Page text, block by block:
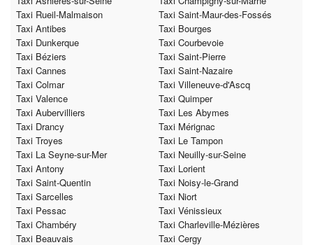
Taxi Rueil-Malmaison
Taxi Saint-Maur-des-Fossés
Taxi Antibes
Taxi Bourges
Taxi Dunkerque
Taxi Courbevoie
Taxi Béziers
Taxi Saint-Pierre
Taxi Cannes
Taxi Saint-Nazaire
Taxi Colmar
Taxi Villeneuve-d'Ascq
Taxi Valence
Taxi Quimper
Taxi Aubervilliers
Taxi Les Abymes
Taxi Drancy
Taxi Mérignac
Taxi Troyes
Taxi Le Tampon
Taxi La Seyne-sur-Mer
Taxi Neuilly-sur-Seine
Taxi Antony
Taxi Lorient
Taxi Saint-Quentin
Taxi Noisy-le-Grand
Taxi Sarcelles
Taxi Niort
Taxi Pessac
Taxi Vénissieux
Taxi Chambéry
Taxi Charleville-Mézières
Taxi Beauvais
Taxi Cergy